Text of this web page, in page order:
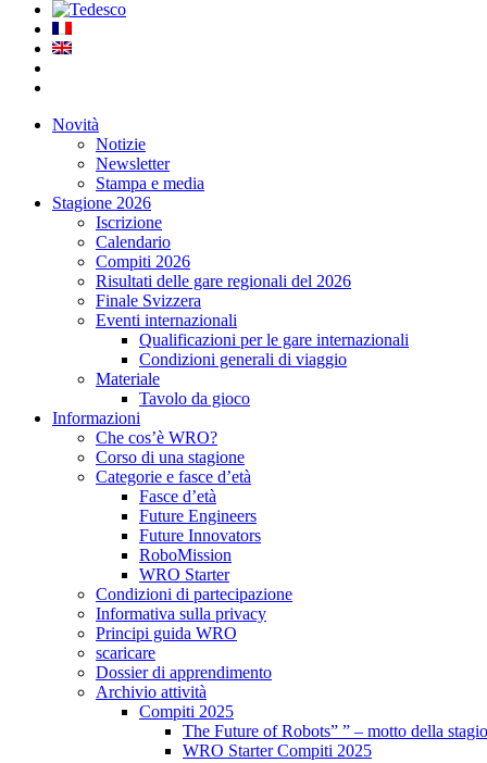
Novità
Notizie
Newsletter
Stampa e media
Stagione 2026
Iscrizione
Calendario
Compiti 2026
Risultati delle gare regionali del 2026
Finale Svizzera
Eventi internazionali
Qualificazioni per le gare internazionali
Condizioni generali di viaggio
Materiale
Tavolo da gioco
Informazioni
Che cos’è WRO?
Corso di una stagione
Categorie e fasce d’età
Fasce d’età
Future Engineers
Future Innovators
RoboMission
WRO Starter
Condizioni di partecipazione
Informativa sulla privacy
Principi guida WRO
scaricare
Dossier di apprendimento
Archivio attività
Compiti 2025
The Future of Robots” ” – motto della
WRO Starter Compiti 2025